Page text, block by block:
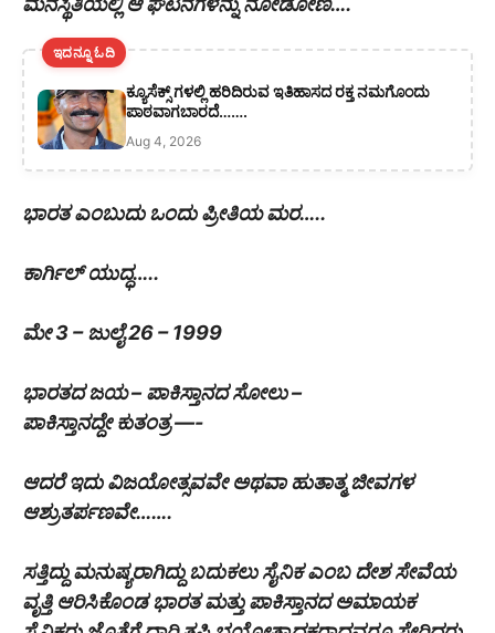
ಇದನ್ನೂ ಓದಿ
ಕ್ಯೂಸೆಕ್ಸ್ ಗಳಲ್ಲಿ ಹರಿದಿರುವ ಇತಿಹಾಸದ ರಕ್ತ ನಮಗೊಂದು
ಪಾಠವಾಗಬಾರದೆ…….
Aug 4, 2026
ಭಾರತ ಎಂಬುದು ಒಂದು ಪ್ರೀತಿಯ ಮರ…..
ಕಾರ್ಗಿಲ್ ಯುದ್ಧ…..
ಮೇ 3 – ಜುಲೈ ‌26 – 1999
ಭಾರತದ ಜಯ – ಪಾಕಿಸ್ತಾನದ ಸೋಲು –
ಪಾಕಿಸ್ತಾನದ್ದೇ ಕುತಂತ್ರ —-
ಆದರೆ ಇದು ವಿಜಯೋತ್ಸವವೇ ಅಥವಾ ಹುತಾತ್ಮ ಜೀವಗಳ
ಆಶ್ರುತರ್ಪಣವೇ…….
ಸತ್ತಿದ್ದು ಮನುಷ್ಯರಾಗಿದ್ದು ಬದುಕಲು ಸೈನಿಕ ಎಂಬ ದೇಶ ಸೇವೆಯ
ವೃತ್ತಿ ಆರಿಸಿಕೊಂಡ ಭಾರತ ಮತ್ತು ಪಾಕಿಸ್ತಾನದ ಅಮಾಯಕ